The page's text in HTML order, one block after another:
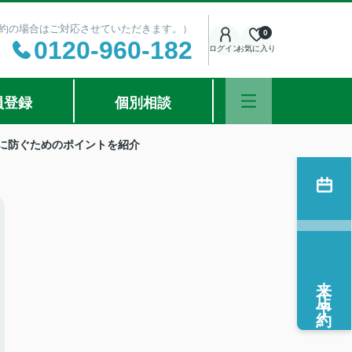
場合はご対応させていただきます。）
0120-960-182 ログインお気に入り
0
登録 個別相談
防ぐためのポイントを紹介
来店予約